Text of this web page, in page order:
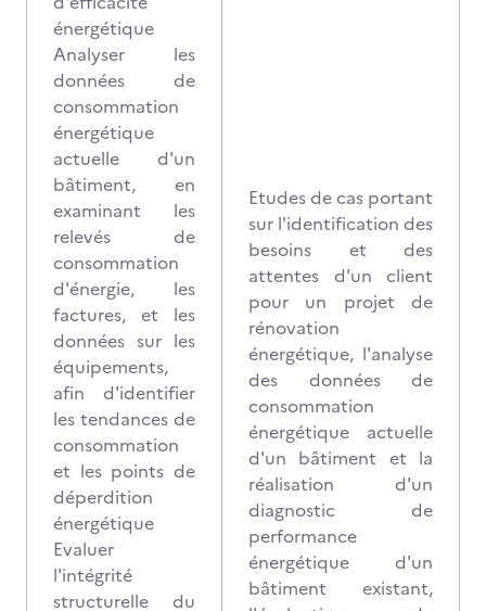
énergétique
Analyser les
données de
consommation
énergétique
actuelle d'un
bâtiment, en
examinant les
relevés de
consommation
d'énergie, les
factures, et les
données sur les
équipements,
afin d'identifier
les tendances de
consommation
et les points de
déperdition
énergétique
Evaluer
l'intégrité
structurelle du
Etudes de cas portant
sur l'identification des
besoins et des
attentes d'un client
pour un projet de
rénovation
énergétique, l'analyse
des données de
consommation
énergétique actuelle
d'un bâtiment et la
réalisation d'un
diagnostic de
performance
énergétique d'un
bâtiment existant,